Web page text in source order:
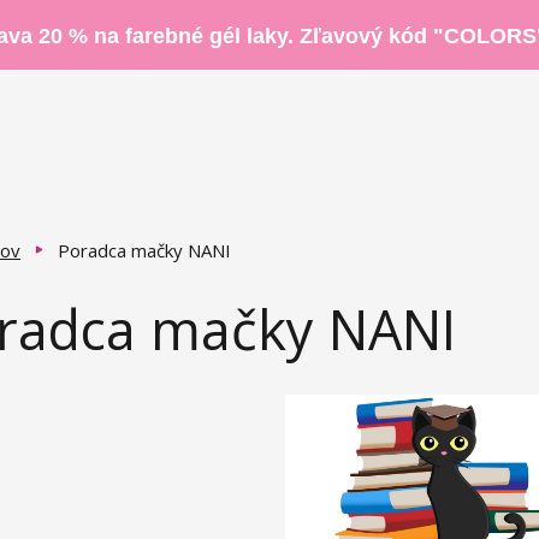
20 % na farebné gél laky. Zľavový kód
Poradca mačky NANI
mačky NANI